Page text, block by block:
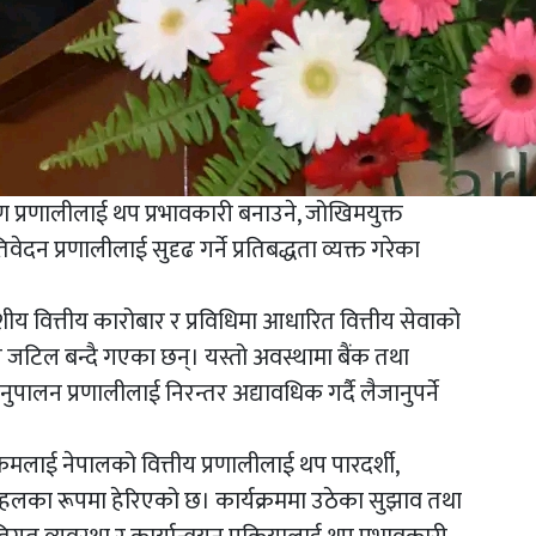
थप प्रभावकारी बनाउने, जोखिमयुक्त
प्रणालीलाई सुदृढ गर्ने प्रतिबद्धता व्यक्त गरेका
कारोबार र प्रविधिमा आधारित वित्तीय सेवाको
बन्दै गएका छन्। यस्तो अवस्थामा बैंक तथा
प्रणालीलाई निरन्तर अद्यावधिक गर्दै लैजानुपर्ने
नेपालको वित्तीय प्रणालीलाई थप पारदर्शी,
रूपमा हेरिएको छ। कार्यक्रममा उठेका सुझाव तथा